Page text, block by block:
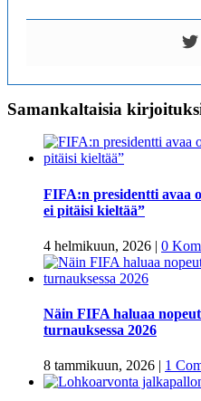
Samankaltaisia
FIFA:n presidentti avaa
ei pitäisi kieltää”
4 helmikuun, 2026 | 0
Näin FIFA haluaa
turnauksessa 2026
8 tammikuun, 2026 | 1